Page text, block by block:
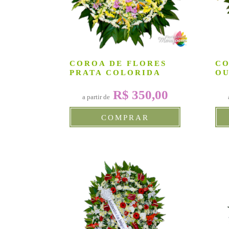
COROA DE FLORES
PRATA COLORIDA
a partir deR$ 350,00
COMPRAR